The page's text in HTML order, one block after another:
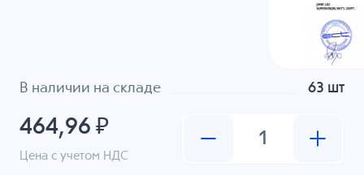
В наличии на складе 63 шт
464,96 ₽
Цена с учетом НДС